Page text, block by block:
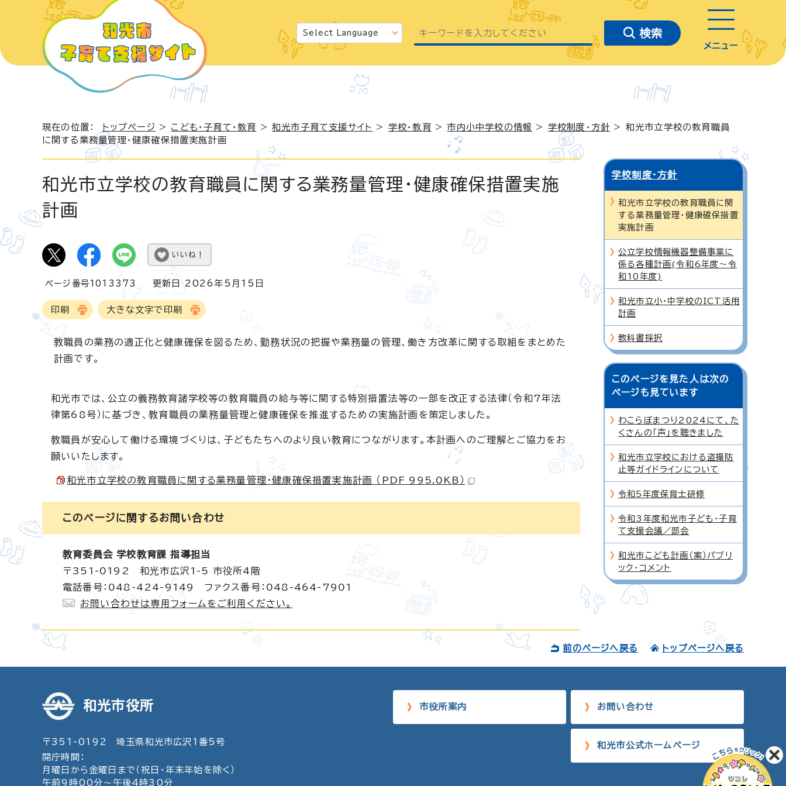
メニュー
現在の位置： トップページ > こども・子育て・教育 >和光市子育て支援サイト > 学校・教育 >市内小中学校の情報 > 学校制度・方針 > 和光市立学校の教育職員
に関する業務量管理・健康確保措置実施計画
和光市立学校の教育職員に関する業務量管理・健康確保措置実施
計画
いいね！
ページ番号1013373 更新日 2026年5月15日
印刷 大きな文字で印刷
教職員の業務の適正化と健康確保を図るため、勤務状況の把握や業務量の管理、働き方改革に関する取組をまとめた
計画です。
和光市では、公立の義務教育諸学校等の教育職員の給与等に関する特別措置法等の一部を改正する法律（令和7年法
律第68号）に基づき、教育職員の業務量管理と健康確保を推進するための実施計画を策定しました。
教職員が安心して働ける環境づくりは、子どもたちへのより良い教育につながります。本計画へのご理解とご協力をお
願いいたします。
和光市立学校の教育職員に関する業務量管理・健康確保措置実施計画 （PDF 995.0KB）
このページに関するお問い合わせ
教育委員会 学校教育課 指導担当
〒351-0192 和光市広沢1-5 市役所4階
電話番号：048-424-9149 ファクス番号：048-464-7901
お問い合わせは専用フォームをご利用ください。
学校制度・方針
和光市立学校の教育職員に関
する業務量管理・健康確保措置
実施計画
公立学校情報機器整備事業に
係る各種計画(令和6年度～令
和10年度)
和光市立小・中学校のICT活用
計画
教科書採択
このページを見た人は次の
ページも見ています
わこらぼまつり2024にて、た
くさんの「声」を聴きました
和光市立学校における盗撮防
止等ガイドラインについて
令和5年度保育士研修
令和3年度和光市子ども・子育
て支援会議／部会
和光市こども計画（案）パブリ
ック・コメント
前のページへ戻る トップページへ戻る
和光市役所
〒351-0192 埼玉県和光市広沢1番5号
開庁時間：
月曜日から金曜日まで（祝日・年末年始を除く）
午前9時00分～午後4時30分
市役所案内 お問い合わせ
和光市公式ホームページ